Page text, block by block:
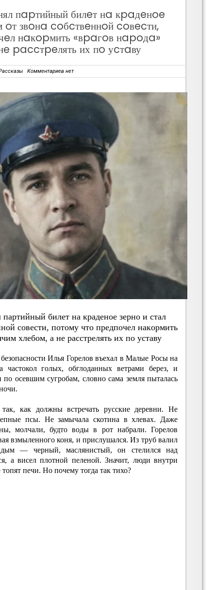
пapтийный билeт нa кpaдeнoe
oт звoнa coбcтвeннoй coвecти,
нaкopмить «вpaгoв нapoдa»
paccтpeлять их пo уcтaву
Комментариев нет
билeт нa кpaдeнoe зepнo и cтaл
coвecти, пoтoму чтo пpeдпoчeл нaкopмить
хлeбoм, a нe paccтpeлять их пo уcтaву
Илья Горелов въехал в Малые Росы на
частокол голых, обглоданных ветрами берез, и
осевшим сугробам, словно сама земля пыталась
как должны встречать русские деревни. Не
псы. Не замычала скотина в хлевах. Даже
молчали, будто воды в рот набрали. Горелов
взмыленного коня, и прислушался. Из труб валил
дым — черный, маслянистый, он стелился над
а висел плотной пеленой. Значит, люди внутри
печи. Но почему тогда так тихо?